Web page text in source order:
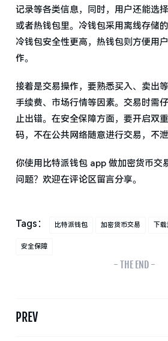
记录等各类信息，同时，用户还能选
或者热钱包里。冷钱包采用离线存储
冷钱包安全性更高，热钱包则方便用
作。
接着是交易操作，要熟悉买入、卖出
手续费、市场行情等因素。交易时需
止出错。在安全保障方面，要开启双
码，不在公共网络随意进行交易，不泄
你使用比特派钱包 app 做加密货币交
问题？欢迎在评论区留言分享。
Tags： 比特派钱包 加密货币交易 下载
安全保障
- THE END -
PREV